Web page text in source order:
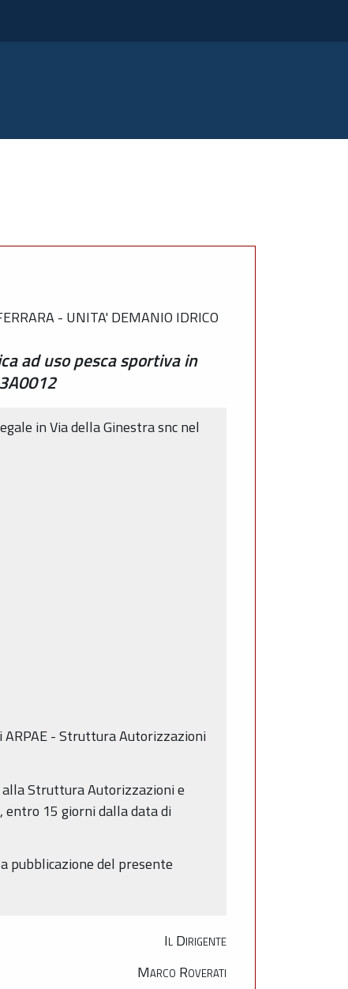
- UNITA' DEMANIO IDRICO
ad uso pesca sportiva in
in Via della Ginestra snc nel
ARPAE - Struttura Autorizzazioni
alla Struttura Autorizzazioni e
entro 15 giorni dalla data di
pubblicazione del presente
Il Dirigente
Marco Roverati